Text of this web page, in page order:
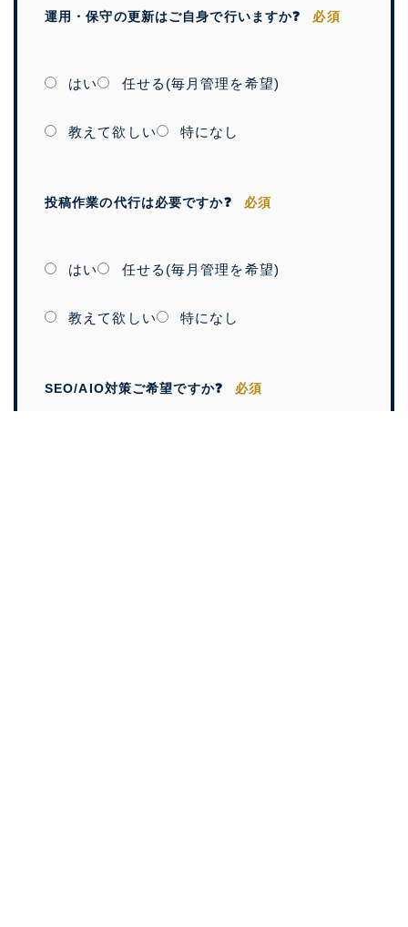
運用・保守の更新はご自身で行いますか❓ 必須
はい 任せる(毎月管理を希望)
教えて欲しい 特になし
投稿作業の代行は必要ですか❓ 必須
はい 任せる(毎月管理を希望)
教えて欲しい 特になし
SEO/AIO対策ご希望ですか❓ 必須